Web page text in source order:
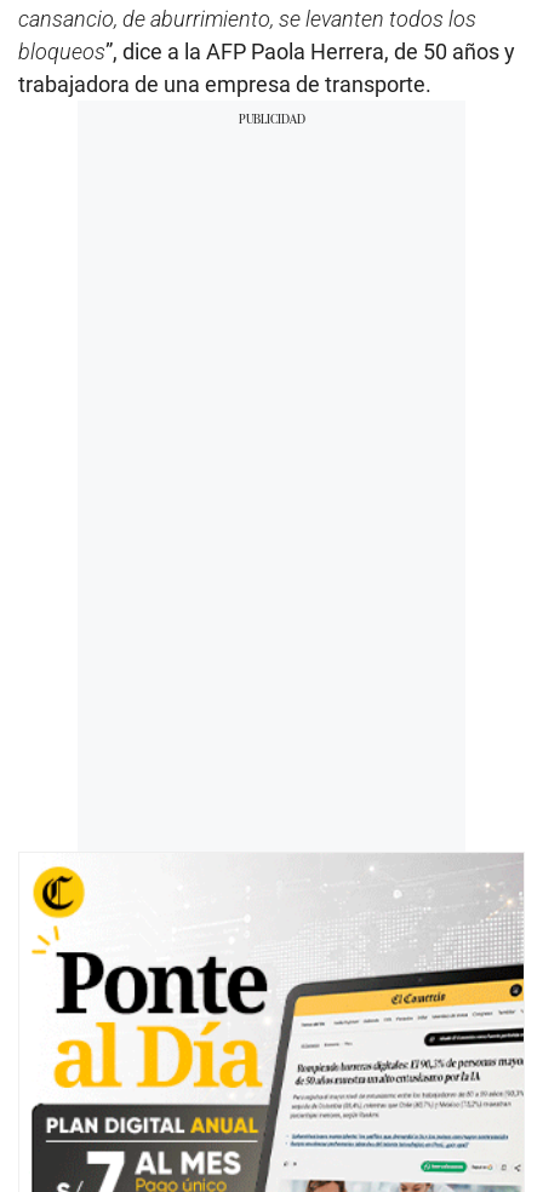
cansancio, de aburrimiento, se levanten todos los
bloqueos”, dice a la AFP Paola Herrera, de 50 años y
trabajadora de una empresa de transporte.